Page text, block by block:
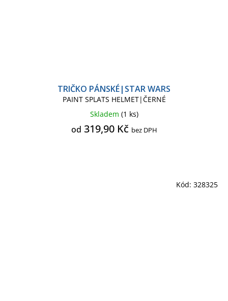
TRIČKO PÁNSKÉ|STAR WARS
PAINT SPLATS HELMET|ČERNÉ
Skladem (1 ks)
od 319,90 Kč bez DPH
Kód: 328325